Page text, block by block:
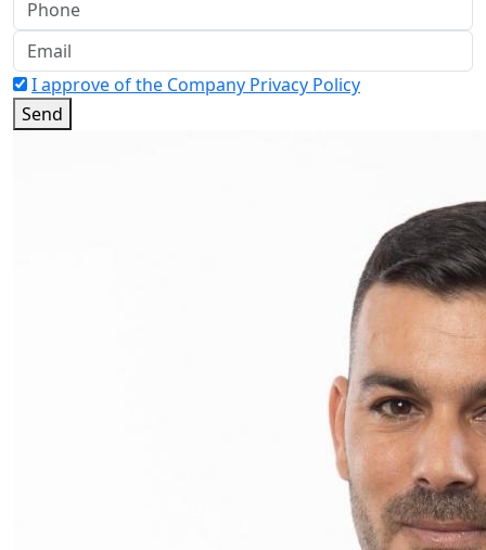
I approve of the Company Privacy Policy
Send